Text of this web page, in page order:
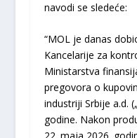
navodi se sledeće:
“MOL je danas
Kancelarije za
Ministarstva
pregovora o
industriji Srbije a.d.
godine. Nakon